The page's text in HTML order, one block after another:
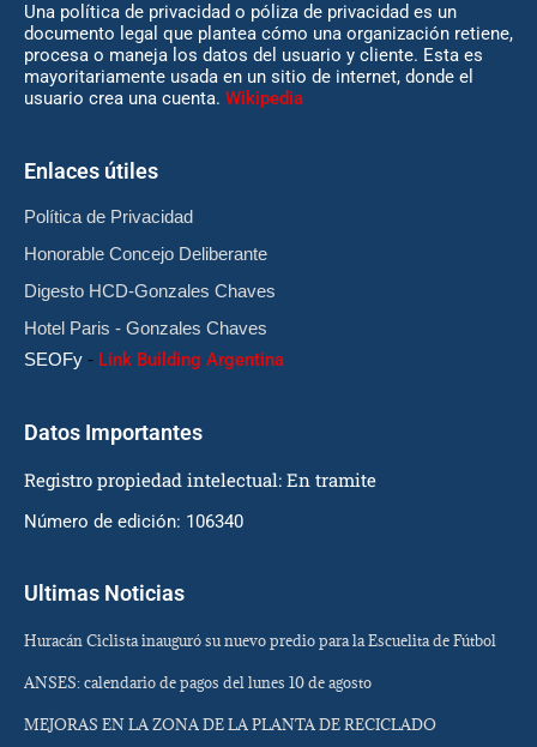
Una política de privacidad o póliza de privacidad es un
documento legal que plantea cómo una organización retiene,
procesa o maneja los datos del usuario y cliente. Esta es
mayoritariamente usada en un sitio de internet, donde el
usuario crea una cuenta. Wikipedia
Enlaces útiles
Política de Privacidad
Honorable Concejo Deliberante
Digesto HCD-Gonzales Chaves
Hotel Paris - Gonzales Chaves
SEOFy - Link Building Argentina
Datos Importantes
Registro propiedad intelectual: En tramite
Número de edición: 106340
Ultimas Noticias
Huracán Ciclista inauguró su nuevo predio para la Escuelita de Fútbol
ANSES: calendario de pagos del lunes 10 de agosto
MEJORAS EN LA ZONA DE LA PLANTA DE RECICLADO